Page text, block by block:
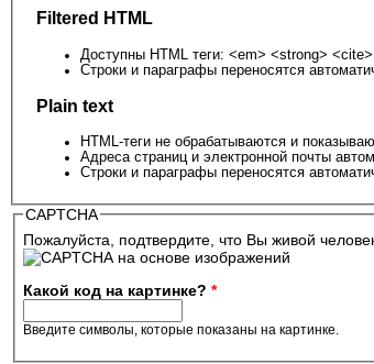
Filtered HTML
Доступны HTML теги: <em> <strong>
Строки и параграфы переносятся
Plain text
HTML-теги не обрабатываются и
Адреса страниц и электронной почты
Строки и параграфы переносятся
CAPTCHA
Пожалуйста, подтвердите, что Вы живой
Какой код на картинке? *
Введите символы, которые показаны на картинке.